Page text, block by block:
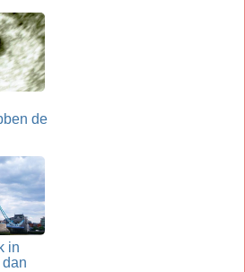
de
in